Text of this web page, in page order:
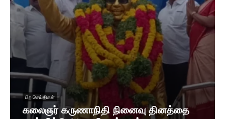
பிற செய்திகள்
கலைஞர் கருணாநிதி நினைவு தினத்தை